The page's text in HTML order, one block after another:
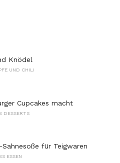
Knödel
UND CHILI
Cupcakes macht
DESSERTS
Sahnesoße für Teigwaren
ESSEN